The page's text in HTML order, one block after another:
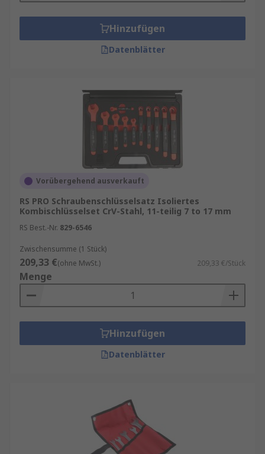
Hinzufügen
Datenblätter
Vorübergehend ausverkauft
RS PRO Schraubenschlüsselsatz Isoliertes
Kombischlüsselset CrV-Stahl, 11-teilig 7 to 17 mm
RS Best.-Nr. 829-6546
Zwischensumme (1 Stück)
209,33 €(ohne MwSt.) 209,33 €/Stück
Menge
Hinzufügen
Datenblätter